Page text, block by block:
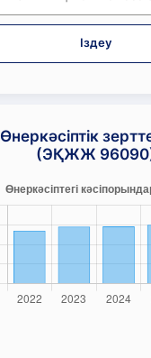
Іздеу
Өнеркәсіптік
(ЭҚЖЖ